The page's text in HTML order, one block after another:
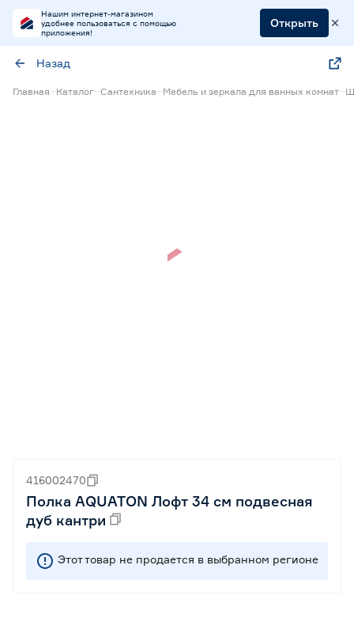
Нашим интернет-магазином
удобнее пользоваться с помощью
приложения!
Открыть
Назад
Главная Каталог Сантехника Мебель и зеркала для ванных комнат
416002470
Полка AQUATON Лофт 34 см подвесная
дуб кантри
Этот товар не продается в выбранном регионе